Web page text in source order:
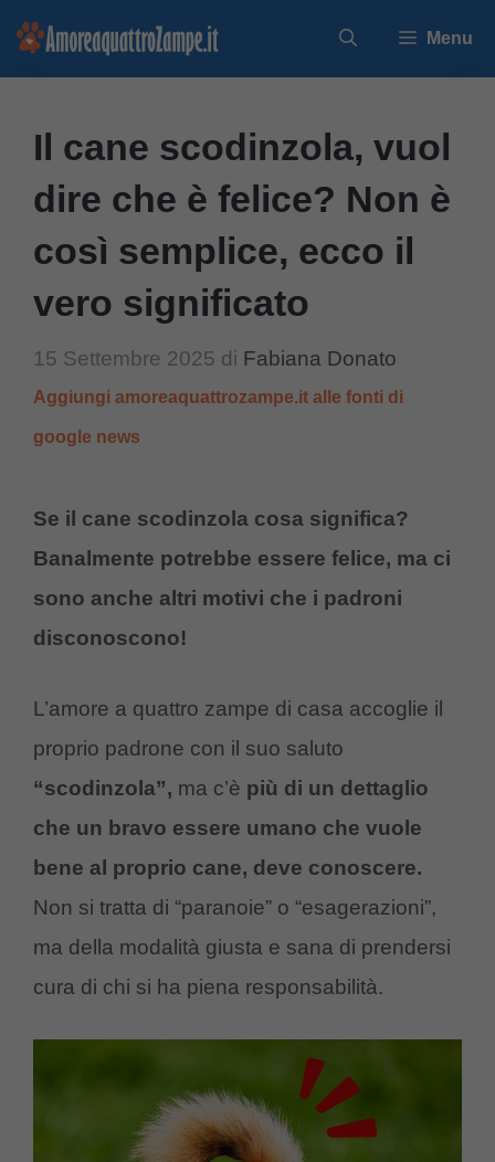
Vai
Menu
Il cane scodinzola, vuol
dire che è felice? Non è
così semplice, ecco il
vero significato
15 Settembre 2025 di Fabiana Donato
Aggiungi amoreaquattrozampe.it alle fonti di
google news
Se il cane scodinzola cosa significa?
Banalmente potrebbe essere felice, ma ci
sono anche altri motivi che i padroni
disconoscono!
L’amore a quattro zampe di casa accoglie il
proprio padrone con il suo saluto
“scodinzola”, ma c’è più di un dettaglio
che un bravo essere umano che vuole
bene al proprio cane, deve conoscere.
Non si tratta di “paranoie” o “esagerazioni”,
ma della modalità giusta e sana di prendersi
cura di chi si ha piena responsabilità.